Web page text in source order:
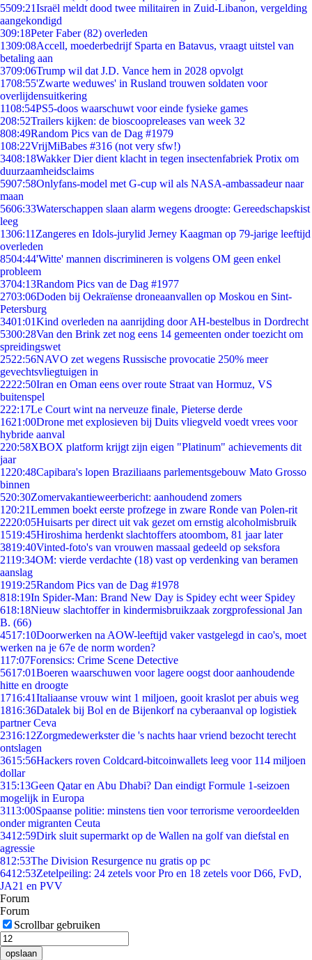
5509:21Israël meldt dood twee militairen in Zuid-Libanon, vergelding
aangekondigd
309:18Peter Faber (82) overleden
1309:08Accell, moederbedrijf Sparta en Batavus, vraagt uitstel van
betaling aan
3709:06Trump wil dat J.D. Vance hem in 2028 opvolgt
1708:55'Zwarte weduwes' in Rusland trouwen soldaten voor
overlijdensuitkering
1108:54PS5-doos waarschuwt voor einde fysieke games
208:52Trailers kijken: de bioscoopreleases van week 32
808:49Random Pics van de Dag #1979
108:22VrijMiBabes #316 (not very sfw!)
3408:18Wakker Dier dient klacht in tegen insectenfabriek Protix om
duurzaamheidsclaims
5907:58Onlyfans-model met G-cup wil als NASA-ambassadeur naar
maan
5606:33Waterschappen slaan alarm wegens droogte: Gereedschapskist
leeg
1306:11 Zangeres en Idols-jurylid Jerney Kaagman op 79-jarige leeftijd
overleden
8504:44'Witte' mannen discrimineren is volgens OM geen enkel
probleem
3704:13Random Pics van de Dag #1977
2703:06Doden bij Oekraïense droneaanvallen op Moskou en Sint-
Petersburg
3401:01Kind overleden na aanrijding door AH-bestelbus in Dordrecht
5300:28Van den Brink zet nog eens 14 gemeenten onder toezicht om
spreidingswet
2522:56NAVO zet wegens Russische provocatie 250% meer
gevechtsvliegtuigen in
2222:50Iran en Oman eens over route Straat van Hormuz, VS
buitenspel
222:17Le Court wint na nerveuze finale, Pieterse derde
1621:00Drone met explosieven bij Duits vliegveld voedt vrees voor
hybride aanval
220:58XBOX platform krijgt zijn eigen "Platinum" achievements dit
jaar
1220:48Capibara's lopen Braziliaans parlementsgebouw Mato Grosso
binnen
520:30Zomervakantieweerbericht: aanhoudend zomers
1 20:21Lemmen boekt eerste profzege in zware Ronde van Polen-rit
2220:05Huisarts per direct uit vak gezet om ernstig alcoholmisbruik
1519:45Hiroshima herdenkt slachtoffers atoombom, 81 jaar later
3819:40Vinted-foto's van vrouwen massaal gedeeld op seksfora
2119:34OM: vierde verdachte (18) vast op verdenking van beramen
aanslag
1919:25Random Pics van de Dag #1978
818:19In Spider-Man: Brand New Day is Spidey echt weer Spidey
618:18Nieuw slachtoffer in kindermisbruikzaak zorgprofessional Jan
B. (66)
4517:10Doorwerken na AOW-leeftijd vaker vastgelegd in cao's, moet
werken na je 67e de norm worden?
117:07Forensics: Crime Scene Detective
5617:01Boeren waarschuwen voor lagere oogst door aanhoudende
hitte en droogte
1716:41Italiaanse vrouw wint 1 miljoen, gooit kraslot per abuis weg
1816:36Datalek bij Bol en de Bijenkorf na cyberaanval op logistiek
partner Ceva
2316:12Zorgmedewerkster die 's nachts haar vriend bezocht terecht
ontslagen
3615:56Hackers roven Coldcard-bitcoinwallets leeg voor 114 miljoen
dollar
315:13Geen Qatar en Abu Dhabi? Dan eindigt Formule 1-seizoen
mogelijk in Europa
3113:00Spaanse politie: minstens tien voor terrorisme veroordeelden
onder migranten Ceuta
3412:59Dirk sluit supermarkt op de Wallen na golf van diefstal en
agressie
812:53The Division Resurgence nu gratis op pc
6412:53Zetelpeiling: 24 zetels voor Pro en 18 zetels voor D66, FvD,
JA21 en PVV
Forum
Forum
Scrollbar gebruiken
opslaan